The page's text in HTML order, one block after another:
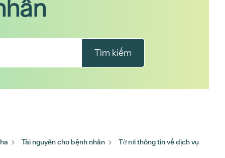
Tìm kiếm
Tài nguyên cho bệnh nhân
Tờ rơi thông tin về dịch vụ